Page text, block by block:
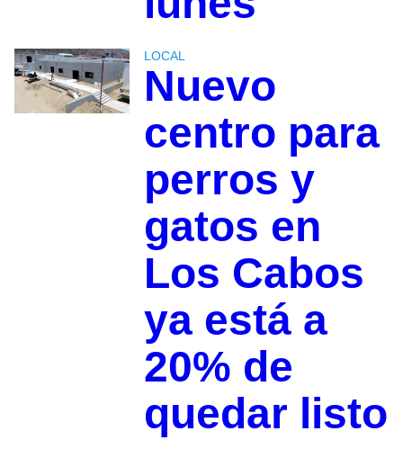
LOCAL
Nuevo
centro para
perros y
gatos en
Los Cabos
ya está a
20% de
quedar listo